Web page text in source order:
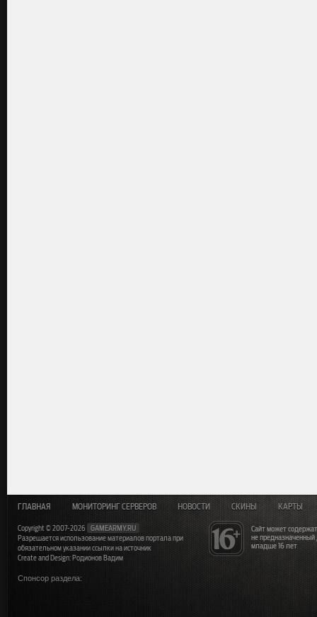
Сайт может
не
младше 16 лет
ГЛАВНАЯ МОНИТОРИНГ СЕРВЕРОВ НОВОСТИ СКИНЫ КАРТЫ
Copyright © 2007-2026
GAMEARMY.RU
Разрешается использование материалов портала при
обязательном указании ссылки на источник
Create and Design: Родионов Вадим
Спонсор раздела: